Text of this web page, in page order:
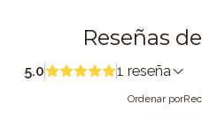
Reseñas
5.0 1 reseña
Ordenar por